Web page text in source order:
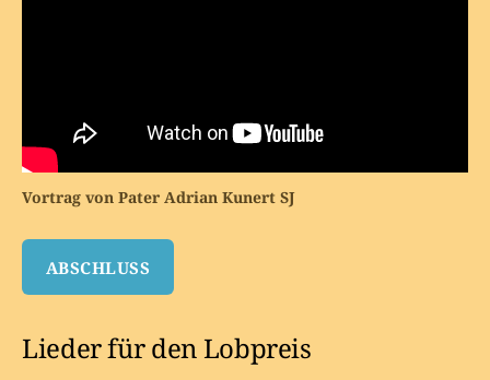
Vortrag von Pater Adrian Kunert SJ
ABSCHLUSS
Lieder für den Lobpreis